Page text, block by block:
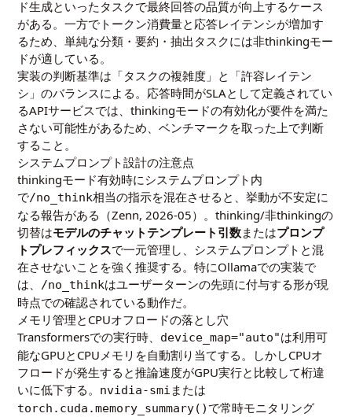
ド生成といったタスクで最終回答の品質が向上するケース
がある。一方でトークン消費量と応答レイテンシが増加す
るため、単純な分類・要約・抽出タスクには非thinkingモー
ドが適している。
実装の判断基準は「タスクの複雑度」と「許容レイテン
シ」のバランスによる。応答時間がSLAとして定義されてい
るAPIサービスでは、thinkingモードの有効化が要件を満た
さない可能性があるため、ベンチマークを取った上で判断
すること。
システムプロンプト設計の注意点
thinkingモード有効時にシステムプロンプト内
で/no_think相当の指示を混在させると、挙動が不安定に
なる報告がある（Zenn,2026-05）。thinking/非thinkingの
切替はモデルのチャットテンプレート引数またはプロンプ
トプレフィックスで一元管理し、システムプロンプトと混
在させないことを強く推奨する。特にOllamaでの実装で
は、 /no_thinkはユーザーターンの先頭に付与する形が現
時点での確認されている動作だ。
メモリ管理とCPUオフロードの落とし穴
Transformersでの実行時、 device_map="auto"は利用可
能なGPUとCPUメモリを自動割り当てする。しかしCPUオ
フロードが発生すると推論速度がGPU実行と比較して桁違
いに低下する。 nvidia-smi または
torch.cuda.memory_summary() で常時モニタリング